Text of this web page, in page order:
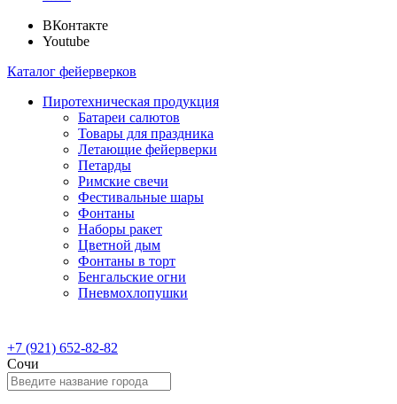
ВКонтакте
Youtube
Каталог фейерверков
Пиротехническая продукция
Батареи салютов
Товары для праздника
Летающие фейерверки
Петарды
Римские свечи
Фестивальные шары
Фонтаны
Наборы ракет
Цветной дым
Фонтаны в торт
Бенгальские огни
Пневмохлопушки
+7 (921) 652-82-82
Сочи